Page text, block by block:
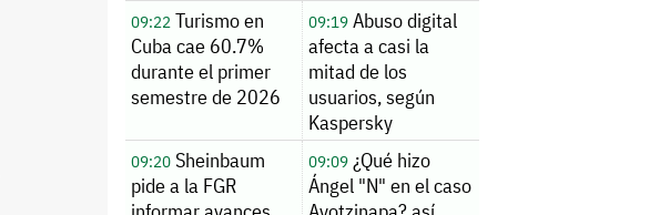
09:22 Turismo en
Cuba cae 60.7%
durante el primer
semestre de 2026
09:19Abuso digital
afecta a casi la
mitad de los
usuarios, según
Kaspersky
09:20 Sheinbaum
pide a la FGR
09:09¿Qué hizo
Ángel "N" en el caso